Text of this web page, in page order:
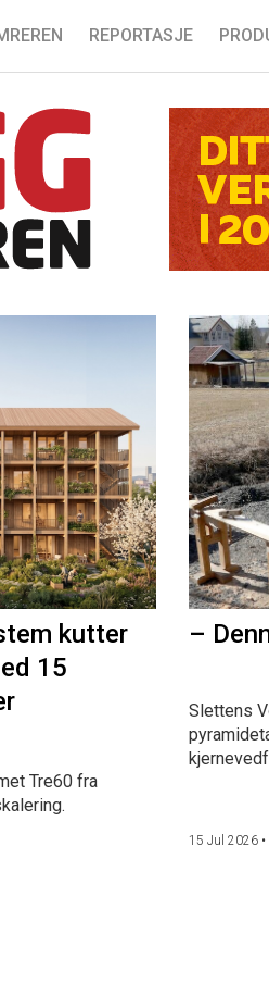
REPORTASJE
kutter
15
Tre60 fra
–
Slettens
15 Jul 2026•